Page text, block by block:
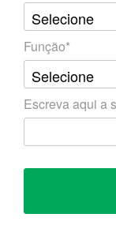
Função*
Escreva aqui a